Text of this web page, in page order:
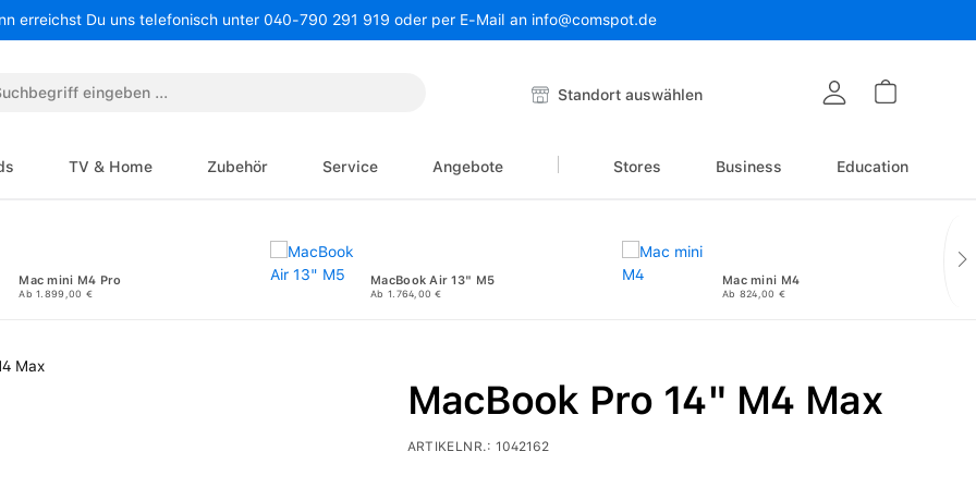
erreichst Du uns telefonisch unter 040-790 291 919 oder per E-Mail an info@comspot.de
Standort auswählen
TV & Home Zubehör Service Angebote Stores Business Education
Mac mini M4 Pro
Ab 1.899,00 €
MacBook Air 13" M5
Ab 1.764,00 €
Mac mini M4
Ab 824,00 €
MacBook Pro 14" M4 Max
ARTIKELNR.: 1042162